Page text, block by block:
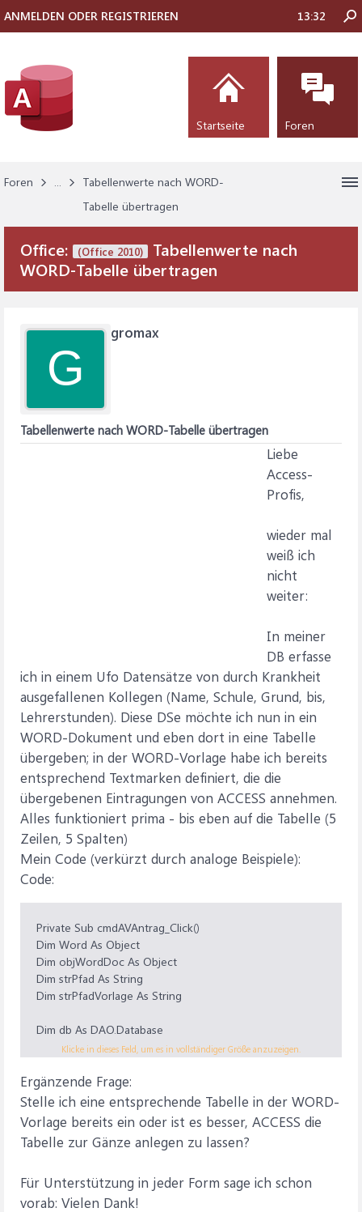
Foren ...
Tabellenwerte nach WORD-
Tabelle übertragen
Office: (Office 2010)
Tabellenwerte nach
WORD-Tabelle übertragen
G
gromax
Tabellenwerte nach WORD-Tabelle übertragen
Liebe
Access-
Profis,
wieder mal
weiß ich
nicht
weiter:
In meiner
DB erfasse
ich in einem Ufo Datensätze von durch Krankheit
ausgefallenen Kollegen (Name, Schule, Grund, bis,
Lehrerstunden). Diese DSe möchte ich nun in ein
WORD-Dokument und eben dort in eine Tabelle
übergeben; in der WORD-Vorlage habe ich bereits
entsprechend Textmarken definiert, die die
übergebenen Eintragungen von ACCESS annehmen.
Alles funktioniert prima - bis eben auf die Tabelle (5
Zeilen, 5 Spalten)
Mein Code (verkürzt durch analoge Beispiele):
Code:
Private Sub cmdAVAntrag_Click()
Dim Word As Object
Dim objWordDoc As Object
Dim strPfad As String
Dim strPfadVorlage As String
Dim db As DAO.Database
Dim rcsSchulname As DAO.Recordset
Dim rngSchulname As Range
Dim rngSchulamt As Range
Dim rngWeitere As Range
Dim rngVormalig As Range
Dim rngbis As Range
Dim rngAVName As Range
Klicke in dieses Feld, um es in vollständiger Größe anzuzeigen.
Ergänzende Frage:
Stelle ich eine entsprechende Tabelle in der WORD-
Vorlage bereits ein oder ist es besser, ACCESS die
Tabelle zur Gänze anlegen zu lassen?
Für Unterstützung in jeder Form sage ich schon
vorab: Vielen Dank!
ANMELDEN ODER REGISTRIEREN 13:32
Startseite Foren